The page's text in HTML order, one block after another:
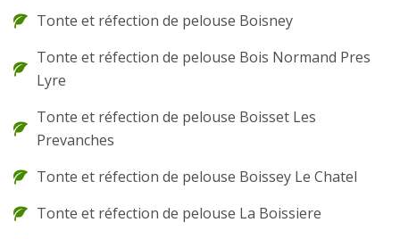
Tonte et réfection de pelouse Boisney
Tonte et réfection de pelouse Bois Normand Pres
Lyre
Tonte et réfection de pelouse Boisset Les
Prevanches
Tonte et réfection de pelouse Boissey Le Chatel
Tonte et réfection de pelouse La Boissiere